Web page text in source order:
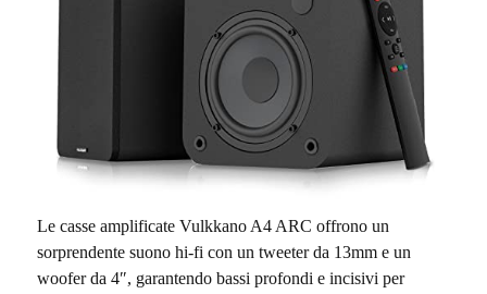
Le casse amplificate Vulkkano A4 ARC offrono un
sorprendente suono hi-fi con un tweeter da 13mm e un
woofer da 4″, garantendo bassi profondi e incisivi per